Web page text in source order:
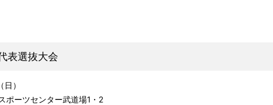
表選抜大会
）
ポーツセンター武道場1・2